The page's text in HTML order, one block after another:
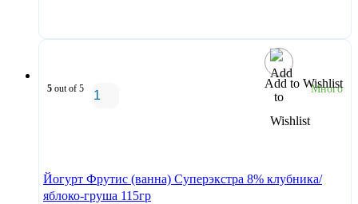
Add to Wishlist
5 out of 5 Много
Йогурт Фрутис (ванна) Суперэкстра 8% клубника/
яблоко-груша 115гр